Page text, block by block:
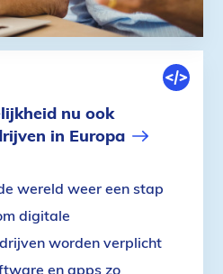
nu ook
in Europa
DIGITALE
wereld weer een stap
digitale
worden verplicht
en apps zo